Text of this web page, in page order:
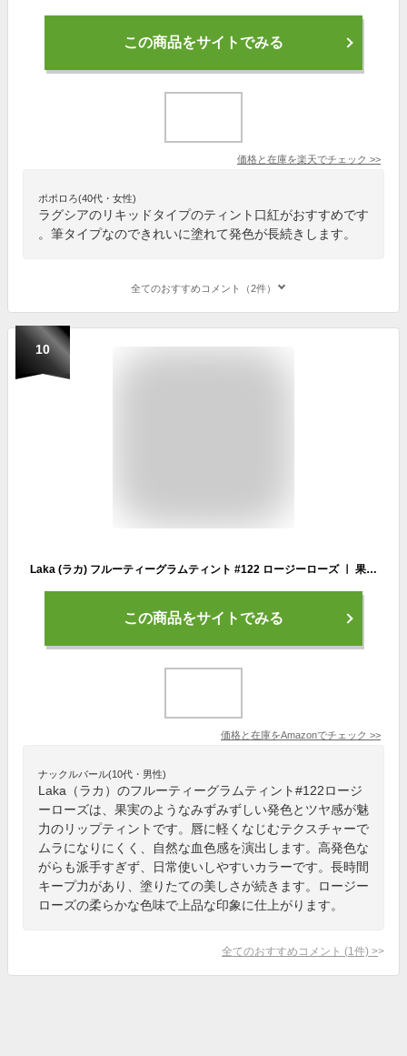
この商品をサイトでみる
価格と在庫を楽天でチェック >>
ポポロろ(40代・女性)
ラグシアのリキッドタイプのティント口紅がおすすめです
。筆タイプなのできれいに塗れて発色が長続きします。
全てのおすすめコメント（2件）
10
Laka (ラカ) フルーティーグラムティント #122 ロージーローズ ㅣ 果実カラーティント ツヤ感 高発色 長時間キープ
この商品をサイトでみる
価格と在庫をAmazonでチェック >>
ナックルバール(10代・男性)
Laka（ラカ）のフルーティーグラムティント#122ロージ
ーローズは、果実のようなみずみずしい発色とツヤ感が魅
力のリップティントです。唇に軽くなじむテクスチャーで
ムラになりにくく、自然な血色感を演出します。高発色な
がらも派手すぎず、日常使いしやすいカラーです。長時間
キープ力があり、塗りたての美しさが続きます。ロージー
ローズの柔らかな色味で上品な印象に仕上がります。
全てのおすすめコメント (1 件) >